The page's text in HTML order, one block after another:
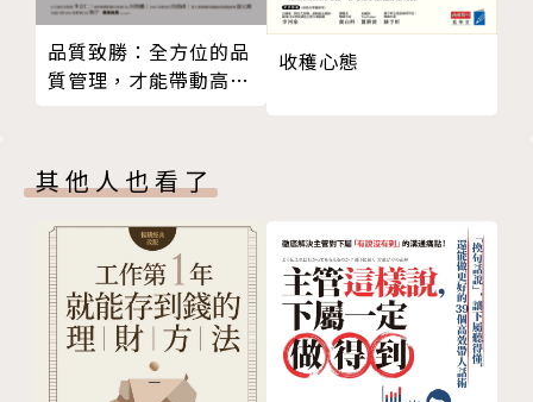
理、風險管理、產品結構、融資、法規和營運。曾擔任
數家資產管理公司和股票交易所的法務長，同時是基金
治理和國際基金結構的專家。
美國人質，以及1998年避險基金長期資本管理公司（L
TCM）倒閉時，擔任政府救援計畫主要談判者。2001
年以來，貢獻金融專長協助美國國安機構和國防部，提
供國際經濟與金融威脅的相關建議，也協助籌劃國防部
舉辦的第一次金融戰爭演習。
常受邀於律師協會、國際貨幣體系和避險基金業者等舉
品質致勝：全方位的品
質管理，才能帶動高績
收穫心態
其他人也看了